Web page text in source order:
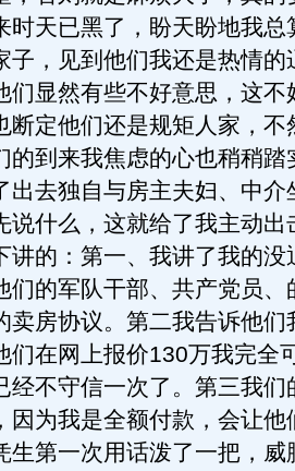
时天已黑了，盼天盼地我总
子，见到他们我还是热情的
们显然有些不好意思，这不
断定他们还是规矩人家，不
的到来我焦虑的心也稍稍踏
出去独自与房主夫妇、中介
说什么，这就给了我主动出
讲的：第一、我讲了我的没
们的军队干部、共产党员、
卖房协议。第二我告诉他们
们在网上报价130万我完全
经不守信一次了。第三我们
因为我是全额付款，会让他
生第一次用话泼了一把，